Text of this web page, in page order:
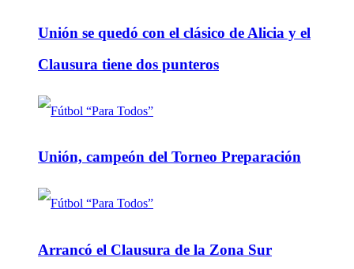
Unión se quedó con el clásico de Alicia y el
Clausura tiene dos punteros
Unión, campeón del Torneo Preparación
Arrancó el Clausura de la Zona Sur